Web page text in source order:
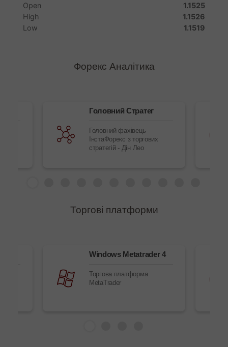
Форекс Аналітика
Головний Стратег
Головний фахівець
ІнстаФорекс з торгових
стратегій - Дін Лео
Торгові платформи
Windows Metatrader 4
Торгова платформа
MetaTrader